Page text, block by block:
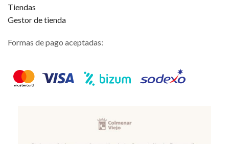
Tiendas
Gestor de tienda
Formas de pago aceptadas: